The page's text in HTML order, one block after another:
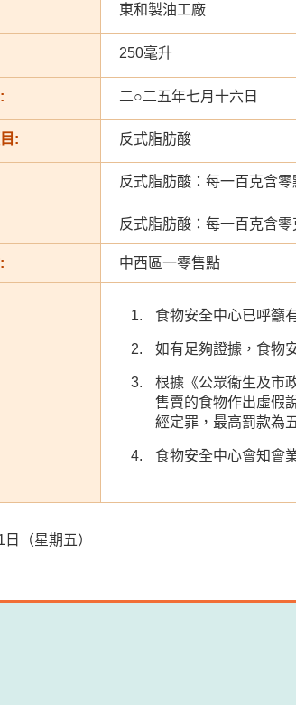
東和製油工廠
250毫升
二○二五年七月十六日
: 反式脂肪酸
反式脂肪酸：每一百克含
反式脂肪酸：每一百克含零
中西區一零售點
食物安全中心已呼籲
如有足夠證據，食物
根據《公眾衞生及市
售賣的食物作出虛假
經定罪，最高罰款為
食物安全中心會知會
（星期五）